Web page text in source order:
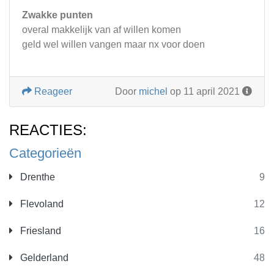
Categorieën
Drenthe 9
Flevoland 12
Friesland 16
Gelderland 48
Zwakke punten
overal makkelijk van af willen komen
geld wel willen vangen maar nx voor doen
Door michel op 11 april 2021
Reageer
REACTIES: